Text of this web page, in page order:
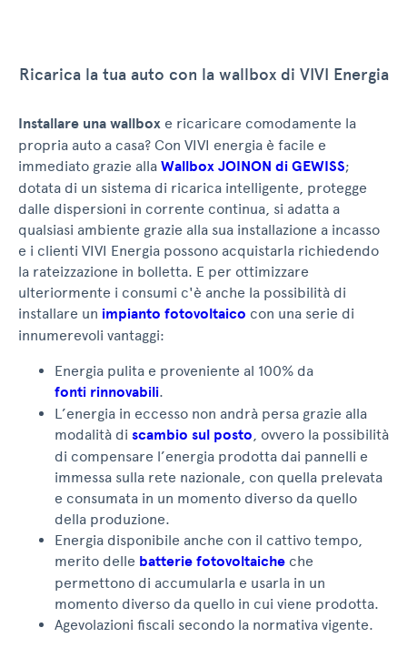
Ricarica la tua auto con la wallbox di VIVI Energia
Installare una wallbox e ricaricare comodamente la
propria auto a casa? Con VIVI energia è facile e
immediato grazie alla Wallbox JOINON di GEWISS;
dotata di un sistema di ricarica intelligente, protegge
dalle dispersioni in corrente continua, si adatta a
qualsiasi ambiente grazie alla sua installazione a incasso
e i clienti VIVI Energia possono acquistarla richiedendo
la rateizzazione in bolletta. E per ottimizzare
ulteriormente i consumi c'è anche la possibilità di
installare un impianto fotovoltaico con una serie di
innumerevoli vantaggi:
Energia pulita e proveniente al 100% da
fonti rinnovabili.
L’energia in eccesso non andrà persa grazie alla
modalità di scambio sul posto, ovvero la possibilità
di compensare l’energia prodotta dai pannelli e
immessa sulla rete nazionale, con quella prelevata
e consumata in un momento diverso da quello
della produzione.
Energia disponibile anche con il cattivo tempo,
merito delle batterie fotovoltaiche che
permettono di accumularla e usarla in un
momento diverso da quello in cui viene prodotta.
Agevolazioni fiscali secondo la normativa vigente.